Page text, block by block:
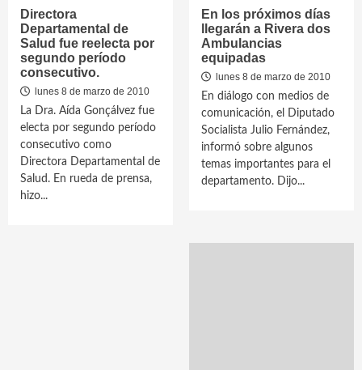
Directora
Departamental de
Salud fue reelecta por
segundo período
consecutivo.
lunes 8 de marzo de 2010
La Dra. Aída Gonçálvez fue
electa por segundo período
consecutivo como
Directora Departamental de
Salud. En rueda de prensa,
hizo...
En los próximos días
llegarán a Rivera dos
Ambulancias
equipadas
lunes 8 de marzo de 2010
En diálogo con medios de
comunicación, el Diputado
Socialista Julio Fernández,
informó sobre algunos
temas importantes para el
departamento. Dijo...